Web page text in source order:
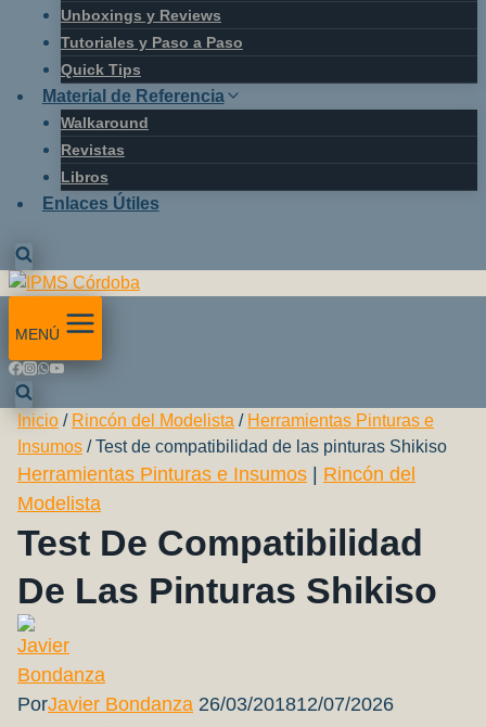
Unboxings y Reviews
Tutoriales y Paso a Paso
Quick Tips
Material de Referencia
Walkaround
Revistas
Libros
Enlaces Útiles
MENÚ
Inicio / Rincón del Modelista / Herramientas Pinturas e
Insumos / Test de compatibilidad de las pinturas Shikiso
Herramientas Pinturas e Insumos
Rincón del
Modelista
Test De Compatibilidad
De Las Pinturas Shikiso
PorJavier Bondanza 26/03/201812/07/2026